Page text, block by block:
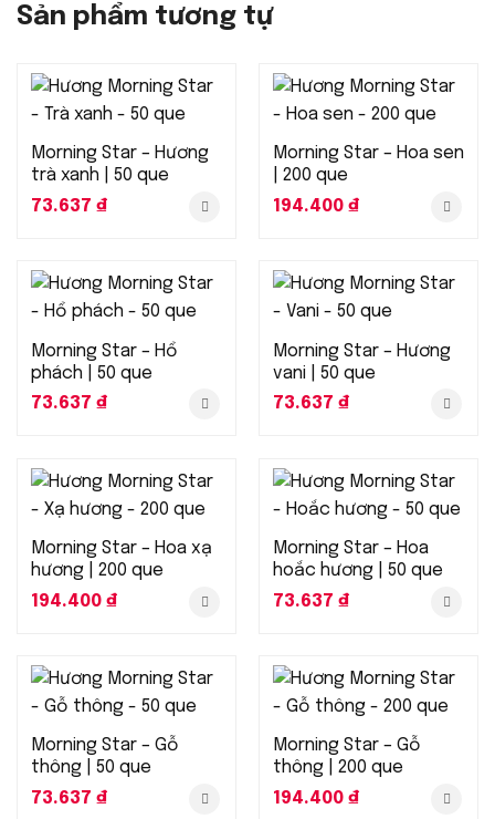
Sản phẩm tương tự
Morning Star – Hương
trà xanh | 50 que
73.637 ₫
Morning Star – Hoa sen
| 200 que
194.400 ₫
Morning Star – Hổ
phách | 50 que
73.637 ₫
Morning Star – Hương
vani | 50 que
73.637 ₫
Morning Star – Hoa xạ
hương | 200 que
194.400 ₫
Morning Star – Hoa
hoắc hương | 50 que
73.637 ₫
Morning Star – Gỗ
thông | 50 que
73.637 ₫
Morning Star – Gỗ
thông | 200 que
194.400 ₫